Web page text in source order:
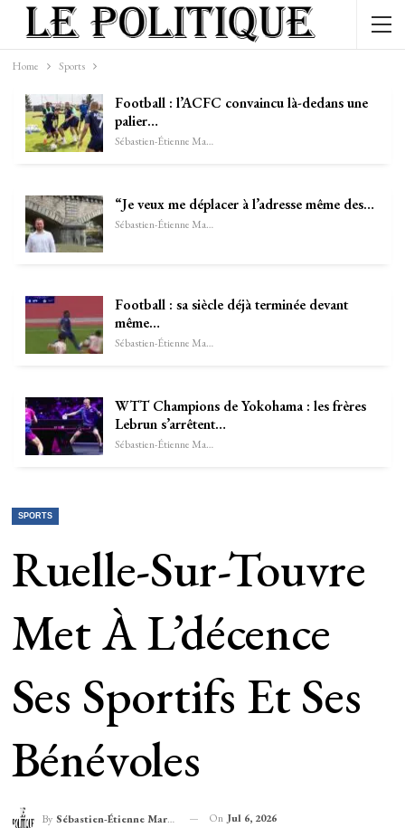
Home Sports
Football : l’ACFC convaincu là-dedans une
palier…
Sébastien-Étienne Marechal
“Je veux me déplacer à l’adresse même des…
Sébastien-Étienne Marechal
Football : sa siècle déjà terminée devant
même…
Sébastien-Étienne Marechal
WTT Champions de Yokohama : les frères
Lebrun s’arrêtent…
Sébastien-Étienne Marechal
SPORTS
Ruelle-Sur-Touvre
Met À L’décence
Ses Sportifs Et Ses
Bénévoles
By Sébastien-Étienne Marechal On Jul 6, 2026